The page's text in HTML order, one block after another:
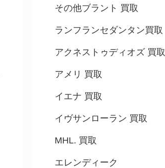
その他ブラント 買取
ランフランセダンタン買取
アクネストゥディオズ 買取
アメリ 買取
イエナ 買取
イヴサンローラン 買取
MHL. 買取
エレンディーク